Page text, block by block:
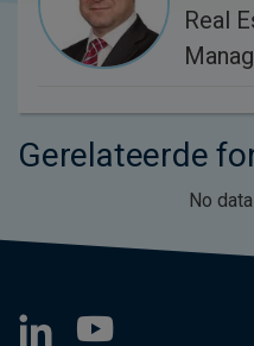
Real
Gerelateerde
No